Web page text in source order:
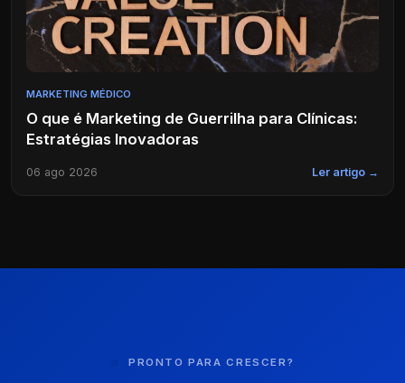
MARKETING MÉDICO
O que é Marketing de Guerrilha para Clínicas:
Estratégias Inovadoras
06 ago 2026 Ler artigo →
PRONTO PARA CRESCER?